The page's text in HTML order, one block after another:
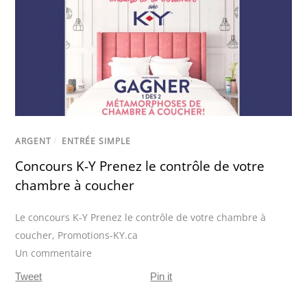
ARGENT / ENTRÉE SIMPLE
Concours K-Y Prenez le contrôle de votre
chambre à coucher
Le concours K-Y Prenez le contrôle de votre chambre à
coucher, Promotions-KY.ca
Un commentaire
Tweet Pin it